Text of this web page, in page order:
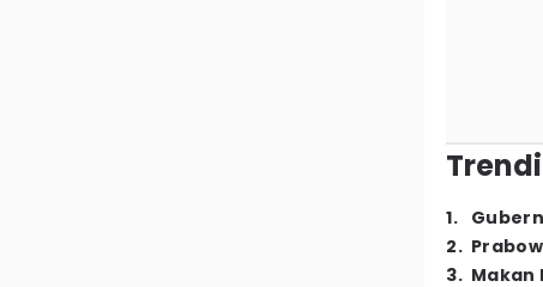
1.
2.
3. Makan